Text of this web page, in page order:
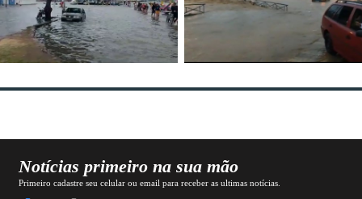
Notícias primeiro na sua mão
Primeiro cadastre seu celular ou email para receber as ultimas notícias.